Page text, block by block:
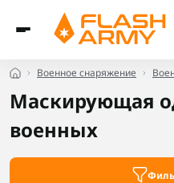
Военное снаряжение
Маскирующая
военных